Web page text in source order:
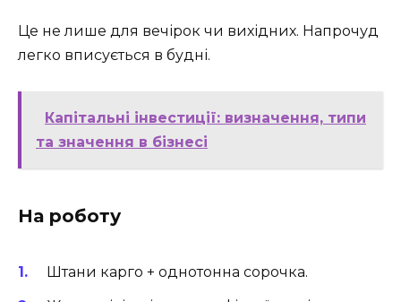
Це не лише для вечірок чи вихідних. Напрочуд
легко вписується в будні.
Капітальні інвестиції: визначення, типи
та значення в бізнесі
На роботу
Штани карго + однотонна сорочка.